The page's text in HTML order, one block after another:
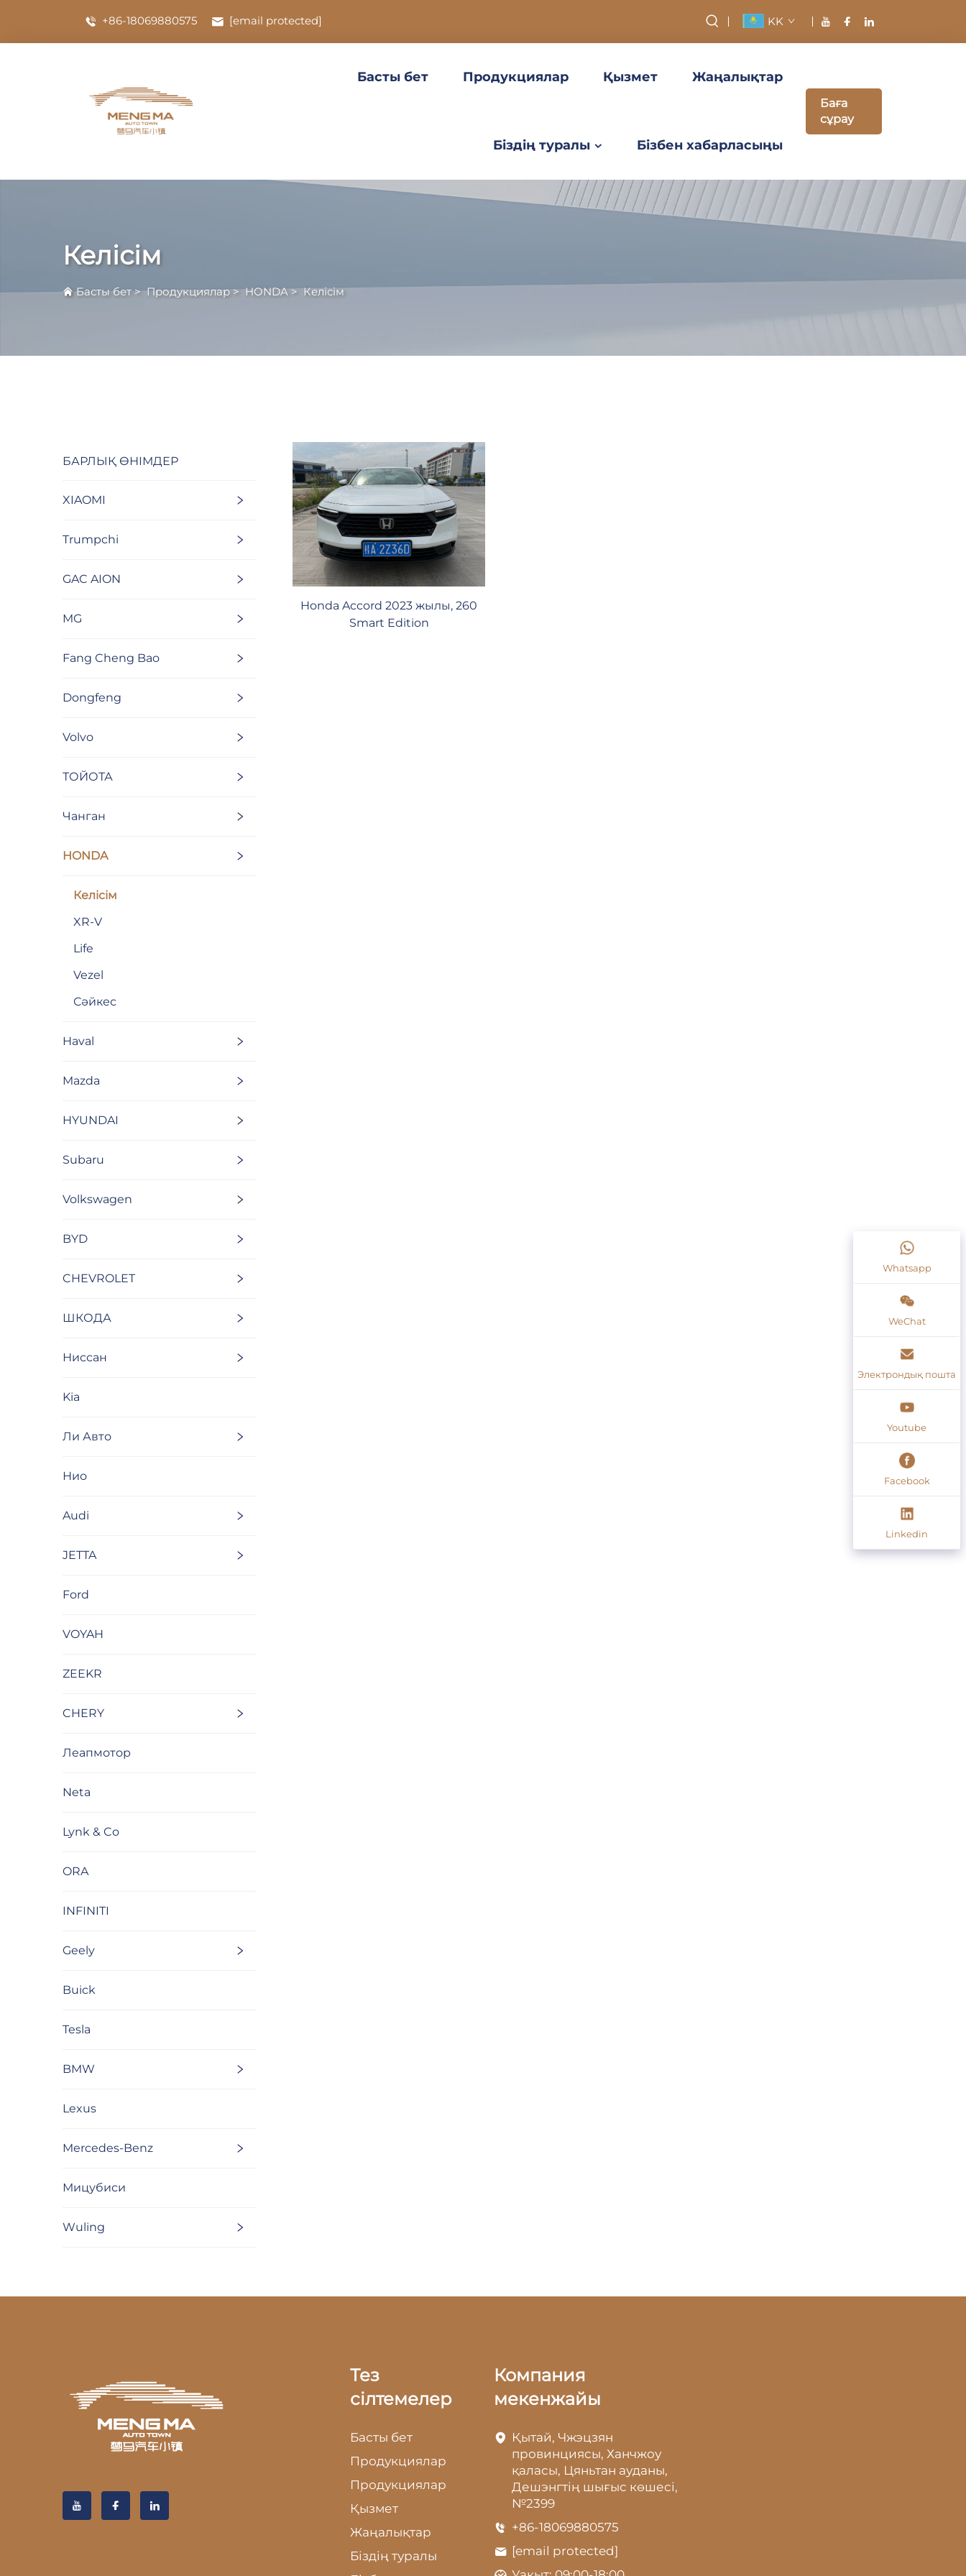
+86-18069880575 [email protected] KK
Басты бет Продукциялар Қызмет Жаңалықтар
Біздің туралы Бізбен хабарласыңы
Баға
сұрау
Келісім
Басты бет>Продукциялар>HONDA>Келісім
БАРЛЫҚ ӨНІМДЕР
XIAOMI
Trumpchi
GAC AION
MG
Fang Cheng Bao
Dongfeng
Volvo
ТОЙОТА
Чанган
HONDA
Келісім
XR-V
Life
Vezel
Сәйкес
Haval
Mazda
HYUNDAI
Subaru
Volkswagen
BYD
CHEVROLET
ШКОДА
Ниссан
Kia
Ли Авто
Нио
Audi
JETTA
Ford
VOYAH
ZEEKR
CHERY
Леапмотор
Neta
Lynk & Co
ORA
INFINITI
Geely
Buick
Tesla
BMW
Lexus
Mercedes-Benz
Мицубиси
Wuling
Honda Accord 2023 жылы, 260
Smart Edition
Whatsapp
WeChat
Электрондық пошта
Youtube
Facebook
Linkedin
Тез
сілтемелер
Басты бет
Продукциялар
Продукциялар
Қызмет
Жаңалықтар
Біздің туралы
Компания
мекенжайы
Қытай, Чжэцзян
провинциясы, Ханчжоу
қаласы, Цяньтан ауданы,
Дешэнгтің шығыс көшесі,
№2399
+86-18069880575
[email protected]